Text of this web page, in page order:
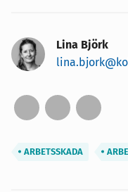
Lina Björk
ARBETSSKADA